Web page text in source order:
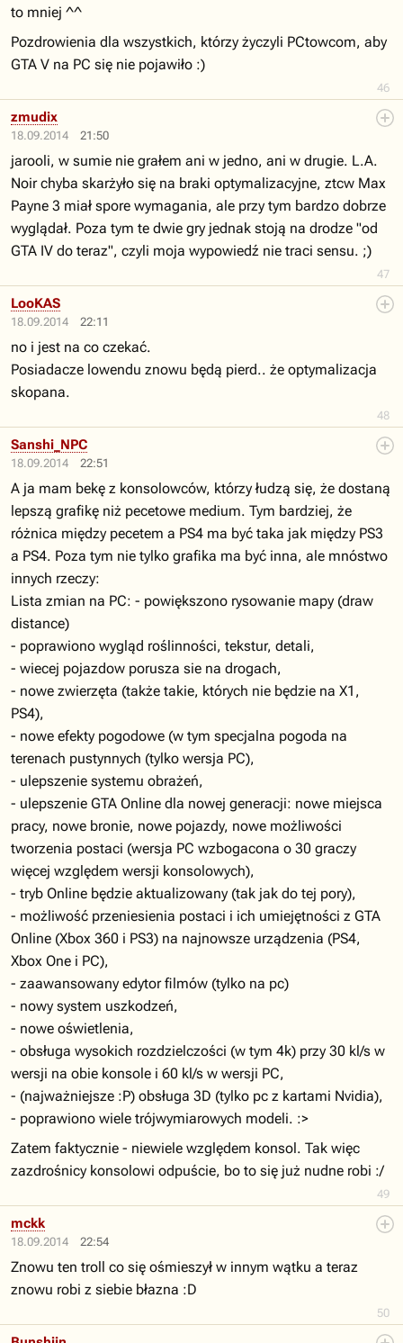
46
to mniej ^^
Pozdrowienia dla wszystkich, którzy życzyli PCtowcom, aby
GTA V na PC się nie pojawiło :)
18.09.2014 21:50
47
zmudix
jarooli, w sumie nie grałem ani w jedno, ani w drugie. L.A.
Noir chyba skarżyło się na braki optymalizacyjne, ztcw Max
Payne 3 miał spore wymagania, ale przy tym bardzo dobrze
wyglądał. Poza tym te dwie gry jednak stoją na drodze "od
GTA IV do teraz", czyli moja wypowiedź nie traci sensu. ;)
18.09.2014 22:11
48
LooKAS
no i jest na co czekać.
Posiadacze lowendu znowu będą pierd.. że optymalizacja
skopana.
18.09.2014 22:51
49
Sanshi_NPC
A ja mam bekę z konsolowców, którzy łudzą się, że dostaną
lepszą grafikę niż pecetowe medium. Tym bardziej, że
różnica między pecetem a PS4 ma być taka jak między PS3
a PS4. Poza tym nie tylko grafika ma być inna, ale mnóstwo
innych rzeczy:
Lista zmian na PC: - powiększono rysowanie mapy (draw
distance)
- poprawiono wygląd roślinności, tekstur, detali,
- wiecej pojazdow porusza sie na drogach,
- nowe zwierzęta (także takie, których nie będzie na X1,
PS4),
- nowe efekty pogodowe (w tym specjalna pogoda na
terenach pustynnych (tylko wersja PC),
- ulepszenie systemu obrażeń,
- ulepszenie GTA Online dla nowej generacji: nowe miejsca
pracy, nowe bronie, nowe pojazdy, nowe możliwości
tworzenia postaci (wersja PC wzbogacona o 30 graczy
więcej względem wersji konsolowych),
- tryb Online będzie aktualizowany (tak jak do tej pory),
- możliwość przeniesienia postaci i ich umiejętności z GTA
Online (Xbox 360 i PS3) na najnowsze urządzenia (PS4,
Xbox One i PC),
- zaawansowany edytor filmów (tylko na pc)
- nowy system uszkodzeń,
- nowe oświetlenia,
- obsługa wysokich rozdzielczości (w tym 4k) przy 30 kl/s w
wersji na obie konsole i 60 kl/s w wersji PC,
- (najważniejsze :P) obsługa 3D (tylko pc z kartami Nvidia),
- poprawiono wiele trójwymiarowych modeli. :>
Zatem faktycznie - niewiele względem konsol. Tak więc
zazdrośnicy konsolowi odpuście, bo to się już nudne robi :/
18.09.2014 22:54
50
mckk
Znowu ten troll co się ośmieszył w innym wątku a teraz
znowu robi z siebie błazna :D